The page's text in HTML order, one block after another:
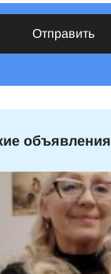
Отправить
объявления